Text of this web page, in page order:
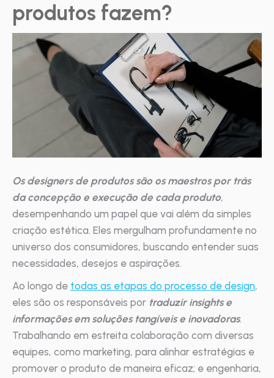
produtos fazem?
Os designers de produtos são os maestros por trás
da concepção e execução de cada produto,
desempenhando um papel que vai além da simples
criação estética. Eles mergulham profundamente no
universo dos consumidores, buscando entender suas
necessidades, desejos e aspirações.
Ao longo de todas as etapas do processo de design,
eles são os responsáveis por traduzir insights e
informações em soluções tangíveis e inovadoras.
Trabalhando em estreita colaboração com diversas
equipes, como marketing, para alinhar estratégias e
promover o produto de maneira eficaz; e engenharia,